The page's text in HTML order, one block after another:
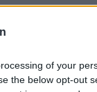
of your
the below opt-out
érkező
töltési